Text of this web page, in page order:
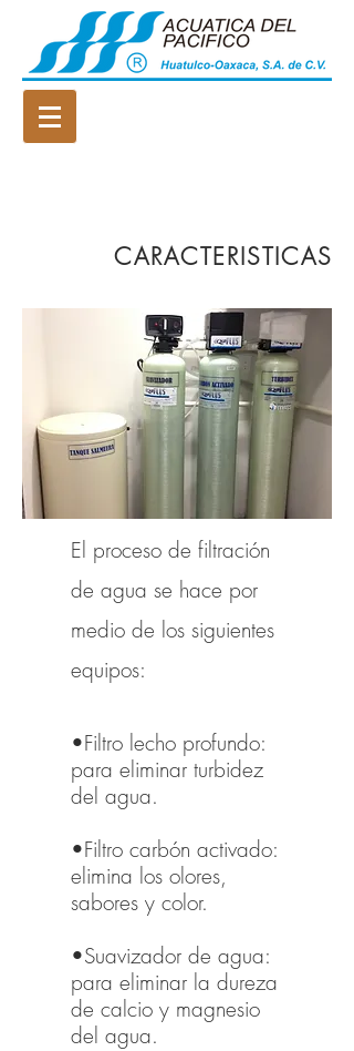
CARACTERISTICAS
El proceso de filtración
de agua se hace por
medio de los siguientes
equipos:
•Filtro lecho profundo:
para eliminar turbidez
del agua.
•Filtro carbón activado:
elimina los olores,
sabores y color.
•Suavizador de agua:
para eliminar la dureza
de calcio y magnesio
del agua.